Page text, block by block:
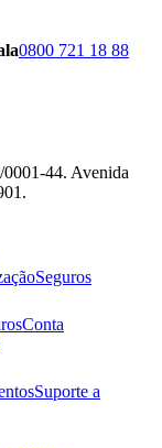
0800 721 18 88
Avenida
Seguros
Conta
Suporte a